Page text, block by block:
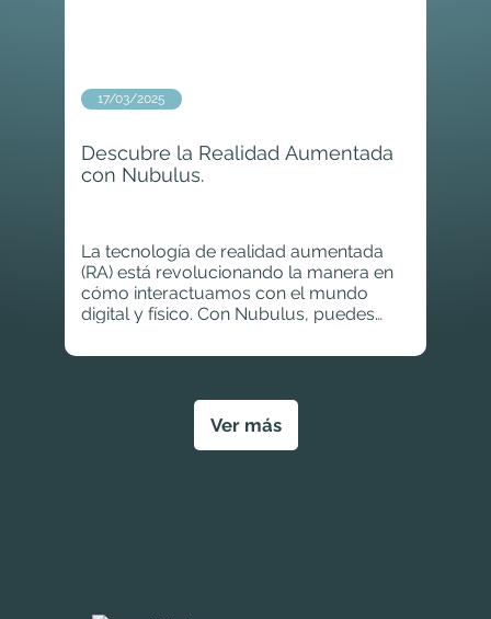
Descubre la Realidad Aumentada
con Nubulus.
17/03/2025
La tecnología de realidad aumentada
(RA) está revolucionando la manera en
cómo interactuamos con el mundo
digital y físico. Con Nubulus, puedes
que enriquecerán tu percepción visual y
Ver más